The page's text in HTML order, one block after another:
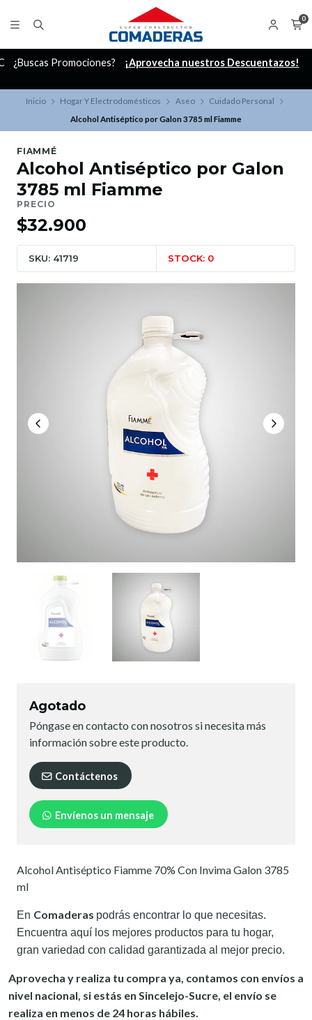
0
¿Buscas Promociones? ¡Aprovecha nuestros Descuentazos!
Inicio Hogar Y Electrodomésticos Aseo
Cuidado Personal
Alcohol Antiséptico por Galon 3785 ml Fiamme
FIAMMÉ
Alcohol Antiséptico por Galon
3785 ml Fiamme
PRECIO
$32.900
SKU: 41719 STOCK: 0
Agotado
Póngase en contacto con nosotros si necesita más
información sobre este producto.
Contáctenos
Envíenos un mensaje
Alcohol Antiséptico Fiamme 70% Con Invima Galon 3785
ml
En Comaderas podrás encontrar lo que necesitas.
Encuentra aquí los mejores productos para tu hogar,
gran variedad con calidad garantizada al mejor precio.
Aprovecha y realiza tu compra ya, contamos con envíos a
nivel nacional, si estás en Sincelejo-Sucre, el envío se
realiza en menos de 24 horas hábiles.